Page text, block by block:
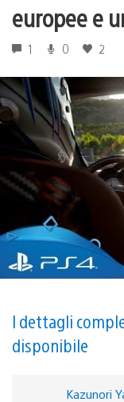
europee e
1 0 2
I dettagli
disponibile
Kazunori